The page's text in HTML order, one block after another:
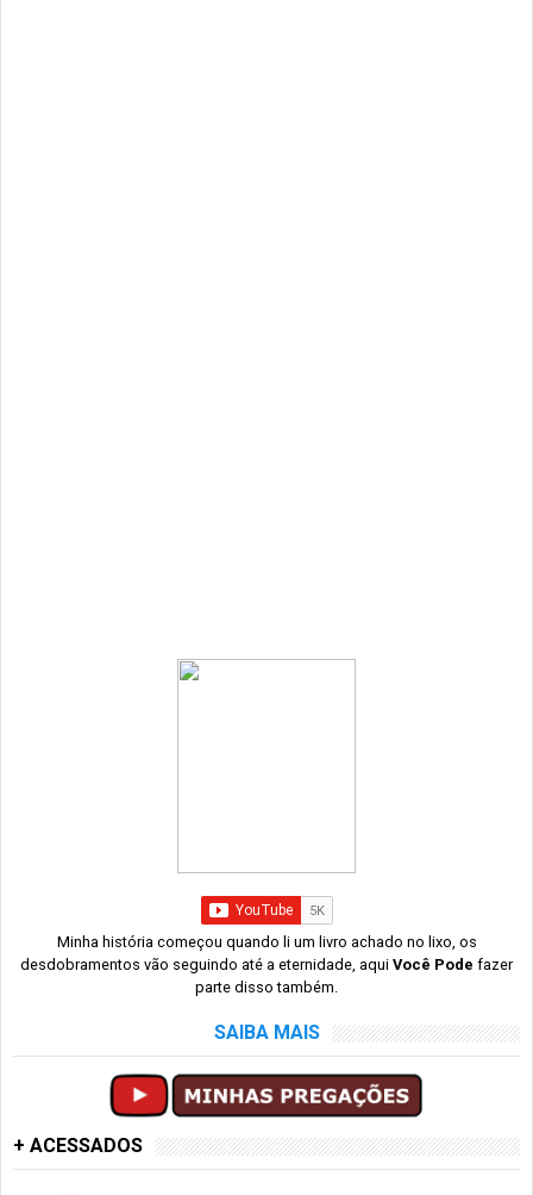
Minha história começou quando li um livro achado no lixo, os
desdobramentos vão seguindo até a eternidade, aqui Você Pode fazer
parte disso também.
SAIBA MAIS
+ ACESSADOS